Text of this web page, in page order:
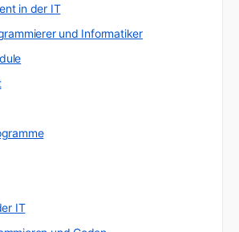
in der IT
und Informatiker
IT